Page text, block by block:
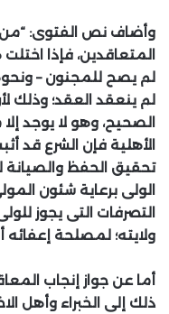
وأضاف نص الفتوى:
المتعاقدين، فإذا
لم يصح للمجنون –
لم ينعقد العقد؛ وذلك
الصحيح، وهو لا يوجد
الأهلية فإن الشرع قد
تحقيق الحفظ
الولى برعاية شئون
التصرفات التى يجوز
ولايته؛ لمصلحة إعفائه
أما عن جواز إنجاب
ذلك إلى الخبراء وأهل